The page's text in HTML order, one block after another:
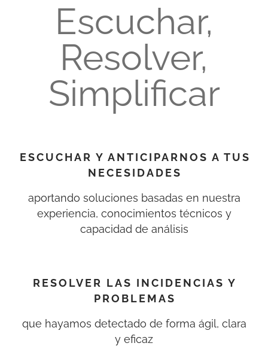
Escuchar,
Resolver,
Simplificar
ESCUCHAR Y ANTICIPARNOS A TUS
NECESIDADES
aportando soluciones basadas en nuestra
experiencia, conocimientos técnicos y
capacidad de análisis
RESOLVER LAS INCIDENCIAS Y
PROBLEMAS
que hayamos detectado de forma ágil, clara
y eficaz